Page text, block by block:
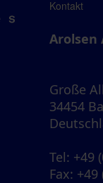
Kontakt
Arolsen
Große
34454
Tel: +49
Fax: +49